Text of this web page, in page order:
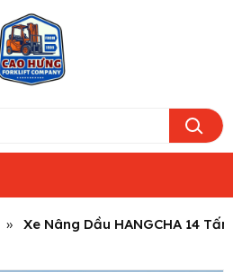
Xe Nâng Dầu HANGCHA 14 Tấn